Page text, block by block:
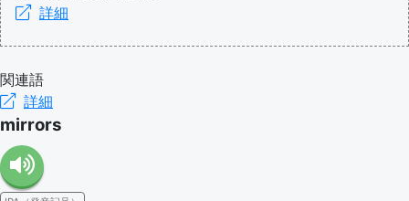
詳細
関連語
詳細
mirrors